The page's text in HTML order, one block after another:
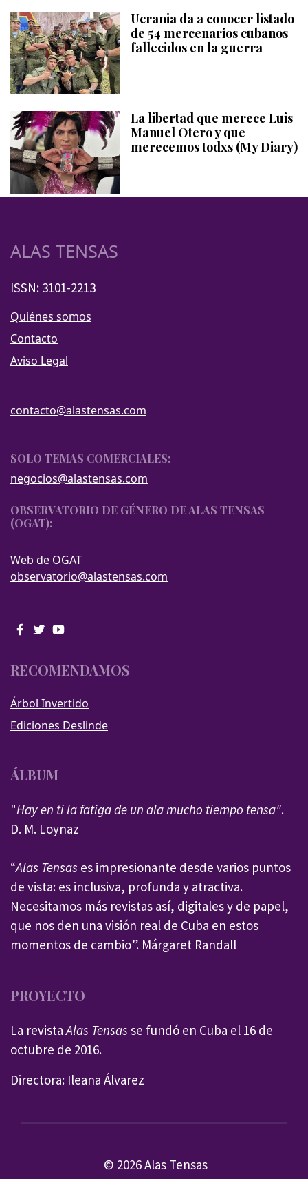
Ucrania da a conocer listado
de 54 mercenarios cubanos
fallecidos en la guerra
La libertad que merece Luis
Manuel Otero y que
merecemos todxs (My Diary)
ALAS TENSAS
ISSN: 3101-2213
Quiénes somos
Contacto
Aviso Legal
contacto@alastensas.com
SOLO TEMAS COMERCIALES:
negocios@alastensas.com
OBSERVATORIO DE GÉNERO DE ALAS TENSAS
(OGAT):
Web de OGAT
observatorio@alastensas.com
RECOMENDAMOS
Árbol Invertido
Ediciones Deslinde
ÁLBUM
"Hay en ti la fatiga de un ala mucho tiempo tensa".
D. M. Loynaz
“Alas Tensas es impresionante desde varios puntos
de vista: es inclusiva, profunda y atractiva.
Necesitamos más revistas así, digitales y de papel,
que nos den una visión real de Cuba en estos
momentos de cambio”. Márgaret Randall
PROYECTO
La revistaAlas Tensas se fundó en Cuba el 16 de
octubre de 2016.
Directora: Ileana Álvarez
© 2026 Alas Tensas